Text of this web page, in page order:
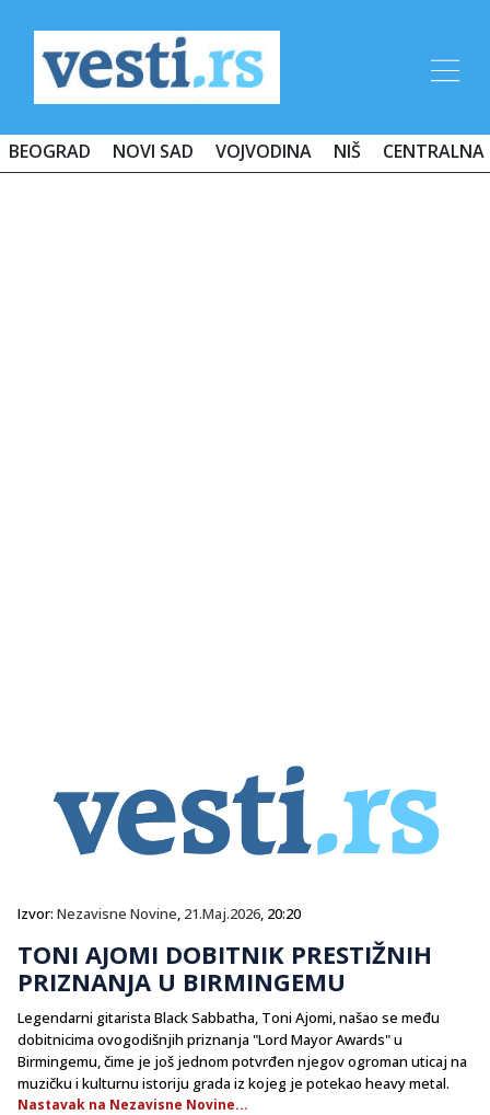
BEOGRAD NOVI SAD VOJVODINA NIŠ CENTRALNA
Izvor: Nezavisne Novine, 21.Maj.2026, 20:20
TONI AJOMI DOBITNIK PRESTIŽNIH
PRIZNANJA U BIRMINGEMU
​Legendarni gitarista Black Sabbatha, Toni Ajomi, našao se među
dobitnicima ovogodišnjih priznanja "Lord Mayor Awards" u
Birmingemu, čime je još jednom potvrđen njegov ogroman uticaj na
muzičku i kulturnu istoriju grada iz kojeg je potekao heavy metal.
Nastavak na Nezavisne Novine...